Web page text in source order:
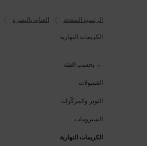
الرئسية الصفحة العناية بالبشرة
الكريمات النهارية
بحسب الفئة
الغسولات
التونر والمركّزات
السيرومات
الكريمات النهارية